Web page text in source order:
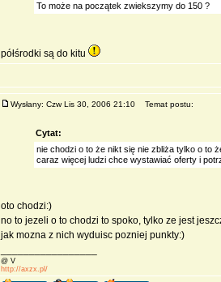
To może na początek zwiekszymy do 150 ?
półśrodki są do kitu
Wysłany: Czw Lis 30, 2006 21:10 Temat postu:
Cytat:
nie chodzi o to że nikt się nie zbliża tylko o to
caraz więcej ludzi chce wystawiać oferty i
oto chodzi:)
no to jezeli o to chodzi to spoko, tylko ze jest
jak mozna z nich wyduisc pozniej punkty:)
@ V
http://axzx.pl/